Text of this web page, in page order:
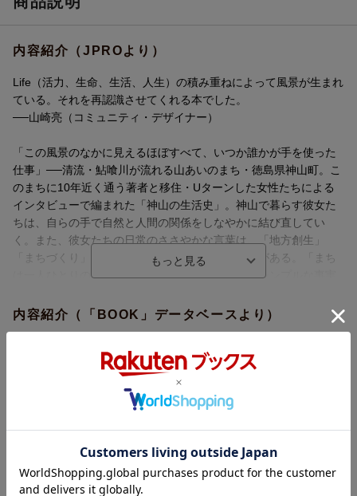
内容紹介（JPROより）
Life（活力、生命、生活、人生）の積み重ねによって風景が生まれ
ている。それを再認識させてくれる本でした。
──山崎亮（コミュニティ・デザイナー）
「この風景のなかに見えるほぼすべて、いつか誰かが手を使った
仕事」──清流・鮎喰川が流れる山あいのまち・徳島県神山町。こ
のまちに10年近く通う著者と移住・Uターンした女性たちによる
インタビューで編まれた「神山の生活史」。神山で暮らす彼女た
ちは、自らの手で自然と人間の関係をしなやかに結び直してい
く。また、彼女たちの日常のささやかな言葉は、「地方創生」
「まちづくり」という大きな言葉を解きほぐす力がある。「まち
は一人ひとりの暮らしでつくられている」というシンプルな事実
ん。でも、ここに引き寄せられた根っこの部分は、どこか通じ合
うところがあるようにも感じていました。（…）彼女たちがそれ
ぞれの言葉で語る神山に耳を傾けるうちに、また神山の人たちと
ても問い直されていきました。”（「はじめに」より）
はじめに
第一章 川を背骨にしたまち
内容紹介（「BOOK」データベースより）
仕事」-清流・鮎喰川が流れる山あいのまち・徳島県神山町。本書
は、このまちに１０年近く通う著者と移住・Ｕターンした女性た
ちによるインタビューで編まれた「神山の生活史」である。神山
結び直していく。また、彼女たちの日常のささやかな言葉は、
「地方創生」「まちづくり」という大きな言葉を解きほぐす力が
ある。「まちは一人ひとりの暮らしでつくられている」というシ
ンプルな事実に気づいたとき、誰もが自分の人生と暮らしを慈し